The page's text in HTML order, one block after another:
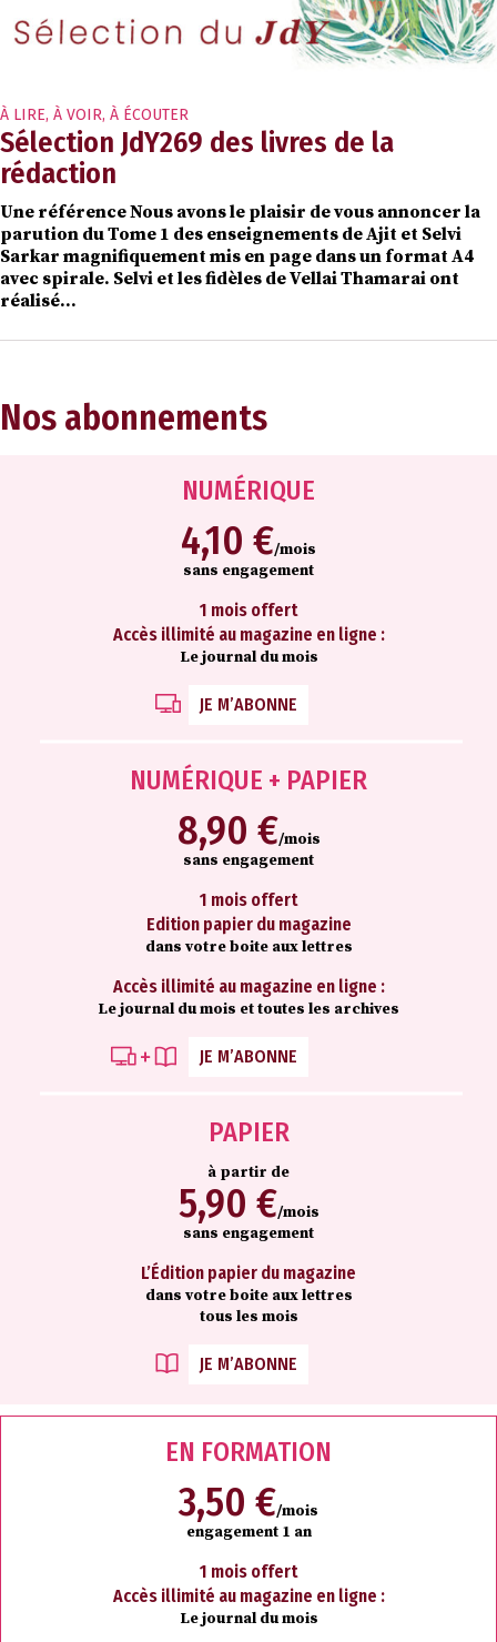
À LIRE, À VOIR, À ÉCOUTER
Sélection JdY269 des livres de la
rédaction
Une référence Nous avons le plaisir de vous annoncer la
parution du Tome 1 des enseignements de Ajit et Selvi
Sarkar magnifiquement mis en page dans un format A4
avec spirale. Selvi et les fidèles de Vellai Thamarai ont
réalisé...
Nos abonnements
NUMÉRIQUE
4,10 €/mois
sans engagement
1 mois offert
Accès illimité au magazine en ligne :
Le journal du mois
JE M’ABONNE
NUMÉRIQUE + PAPIER
8,90 €/mois
sans engagement
1 mois offert
Edition papier du magazine
dans votre boite aux lettres
Accès illimité au magazine en ligne :
Le journal du mois et toutes les archives
JE M’ABONNE
PAPIER
à partir de
5,90 €/mois
sans engagement
L’Édition papier du magazine
dans votre boite aux lettres
tous les mois
JE M’ABONNE
EN FORMATION
3,50 €/mois
engagement 1 an
1 mois offert
Accès illimité au magazine en ligne :
Le journal du mois